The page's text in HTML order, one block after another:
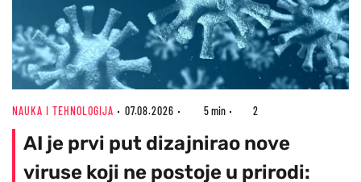
NAUKA I TEHNOLOGIJA 07.08.2026 5 min 2
AI je prvi put dizajnirao nove
viruse koji ne postoje u prirodi: